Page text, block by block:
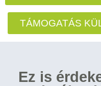
TÁMOGATÁS
Ez is